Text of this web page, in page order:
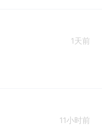
1天前
11小时前